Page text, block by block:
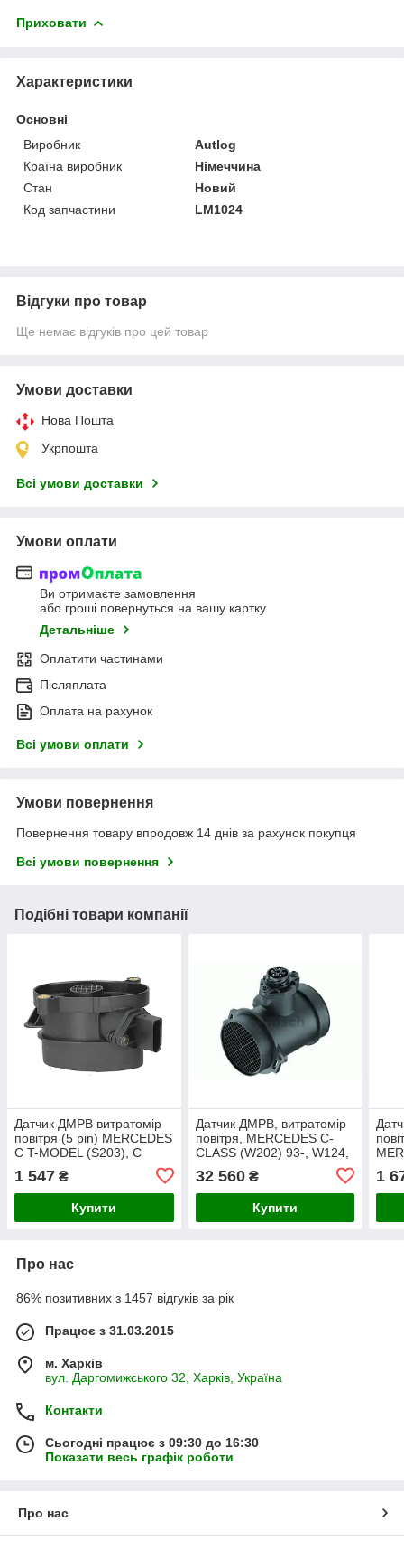
Приховати
Характеристики
Основні
Виробник
Autlog
Країна виробник
Німеччина
Стан
Новий
Код запчастини
LM1024
Відгуки про товар
Ще немає відгуків про цей товар
Умови доставки
Нова Пошта
Укрпошта
Всі умови доставки
Умови оплати
Ви отримаєте замовлення
або гроші повернуться на вашу картку
Детальніше
Оплатити частинами
Післяплата
Оплата на рахунок
Всі умови оплати
Умови повернення
Повернення товару впродовж 14 днів за рахунок покупця
Всі умови повернення
Подібні товари компанії
Датчик ДМРВ витратомір
повітря (5 pin) MERCEDES
C T-MODEL (S203), C
(W203), CLK (A209), CLK
(C209), E T-MODEL
(S211), E (W210), E
1 547 ₴
Купити
Датчик ДМРВ, витратомір
повітря, MERCEDES C-
CLASS (W202) 93-, W124,
32 560₴
Купити
1
Про нас
86% позитивних з 1457 відгуків за рік
Працює з 31.03.2015
м. Харків
вул. Даргомижського 32, Харків, Україна
Контакти
Сьогодні працює з 09:30 до 16:30
Показати весь графік роботи
Про нас